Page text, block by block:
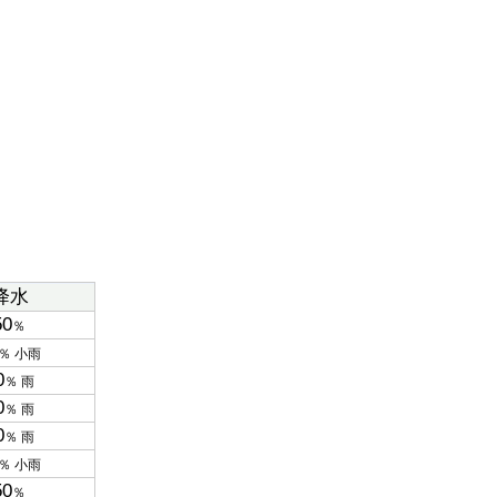
水
％
小雨
％ 雨
％ 雨
％ 雨
小雨
％